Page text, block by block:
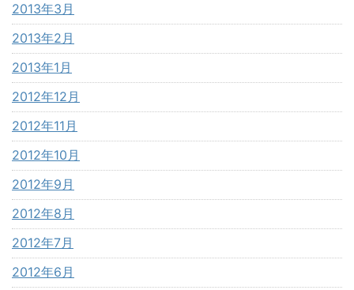
2013年3月
2013年2月
2013年1月
2012年12月
2012年11月
2012年10月
2012年9月
2012年8月
2012年7月
2012年6月